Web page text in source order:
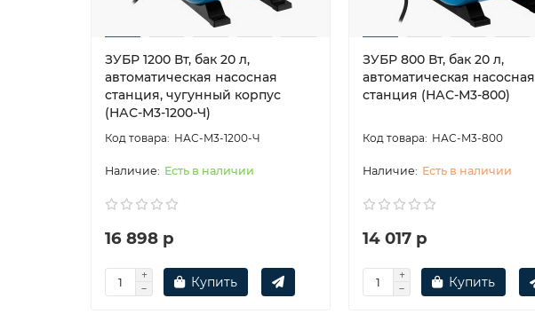
ЗУБР 1200 Вт, бак 20 л,
автоматическая насосная
станция, чугунный корпус
(НАС-М3-1200-Ч)
НАС-М3-1200-Ч
Есть в наличии
16 898 р
Купить
ЗУБР 800 Вт, бак 20 л,
автоматическая насосная
станция (НАС-М3-800)
НАС-М3-800
Есть в наличии
14 017 р
Купить